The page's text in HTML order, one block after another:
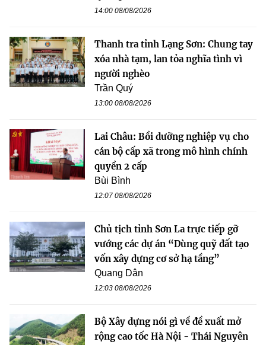
14:00 08/08/2026
Thanh tra tỉnh Lạng Sơn: Chung tay
xóa nhà tạm, lan tỏa nghĩa tình vì
người nghèo
Trần Quý
13:00 08/08/2026
Lai Châu: Bồi dưỡng nghiệp vụ cho
cán bộ cấp xã trong mô hình chính
quyền 2 cấp
Bùi Bình
12:07 08/08/2026
Chủ tịch tỉnh Sơn La trực tiếp gỡ
vướng các dự án “Dùng quỹ đất tạo
vốn xây dựng cơ sở hạ tầng”
Quang Dân
12:03 08/08/2026
Bộ Xây dựng nói gì về đề xuất mở
rộng cao tốc Hà Nội - Thái Nguyên